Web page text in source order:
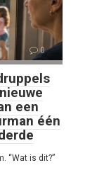
0
een
één
“Wat is dit?”